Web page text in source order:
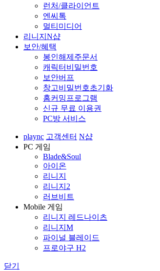
런처/클라이언트
엔씨톡
멀티미디어
리니지N샵
보안/혜택
봉인해제주문서
캐릭터비밀번호
보안버프
창고비밀번호초기화
홈커밍프로그램
신규 무료 이용권
PC방 서비스
plaync 고객센터 N샵
PC 게임
Blade&Soul
아이온
리니지
리니지2
러브비트
Mobile 게임
리니지 레드나이츠
리니지M
파이널 블레이드
프로야구 H2
닫기